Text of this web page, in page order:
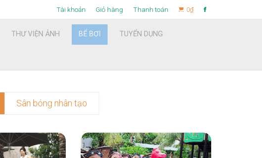
Tài khoản Giỏ hàng Thanh toán 0₫
THƯ VIỆN ẢNH BỂ BƠI TUYỂN DỤNG
Sân bóng nhân tạo